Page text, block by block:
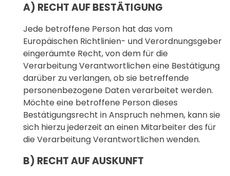
A) RECHT AUF BESTÄTIGUNG
Jede betroffene Person hat das vom
Europäischen Richtlinien- und Verordnungsgeber
eingeräumte Recht, von dem für die
Verarbeitung Verantwortlichen eine Bestätigung
darüber zu verlangen, ob sie betreffende
personenbezogene Daten verarbeitet werden.
Möchte eine betroffene Person dieses
Bestätigungsrecht in Anspruch nehmen, kann sie
sich hierzu jederzeit an einen Mitarbeiter des für
die Verarbeitung Verantwortlichen wenden.
B) RECHT AUF AUSKUNFT